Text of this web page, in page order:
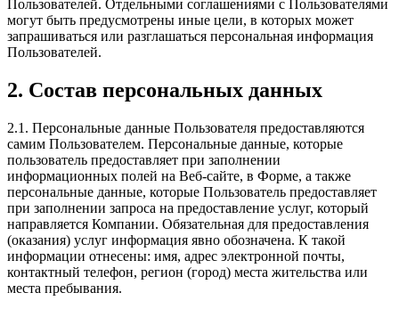
Пользователей. Отдельными соглашениями с Пользователями
могут быть предусмотрены иные цели, в которых может
запрашиваться или разглашаться персональная информация
Пользователей.
2. Состав персональных данных
2.1. Персональные данные Пользователя предоставляются
самим Пользователем. Персональные данные, которые
пользователь предоставляет при заполнении
информационных полей на Веб-сайте, в Форме, а также
персональные данные, которые Пользователь предоставляет
при заполнении запроса на предоставление услуг, который
направляется Компании. Обязательная для предоставления
(оказания) услуг информация явно обозначена. К такой
информации отнесены: имя, адрес электронной почты,
контактный телефон, регион (город) места жительства или
места пребывания.